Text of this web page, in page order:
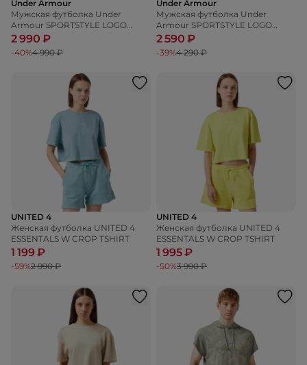
Under Armour
Мужская футболка Under
Armour SPORTSTYLE LOGO
UPDATE SS
2 990 ₽
-40%4 990 ₽
Under Armour
Мужская футболка Under
Armour SPORTSTYLE LOGO
UPDATE SS
2 590 ₽
-39%4 290 ₽
UNITED 4
Женская футболка UNITED 4
ESSENTALS W CROP TSHIRT
1 199 ₽
-59%2 990 ₽
UNITED 4
Женская футболка UNITED 4
ESSENTALS W CROP TSHIRT
1 995 ₽
-50%3 990 ₽